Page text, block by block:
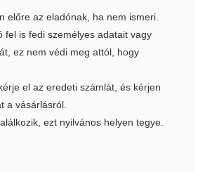
előre az eladónak, ha nem ismeri.
fel is fedi személyes adatait vagy
ez nem védi meg attól, hogy
el az eredeti számlát, és kérjen
a vásárlásról.
ezt nyilvános helyen tegye.